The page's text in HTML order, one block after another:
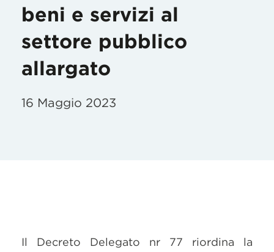
beni e servizi al
settore pubblico
allargato
16 Maggio 2023
Il Decreto Delegato nr 77 riordina la